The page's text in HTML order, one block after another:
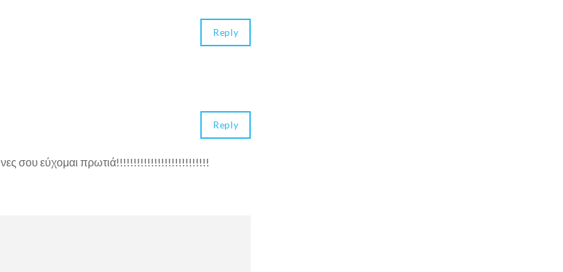
Reply
σου εύχομαι πρωτιά!!!!!!!!!!!!!!!!!!!!!!!!!!!
Reply